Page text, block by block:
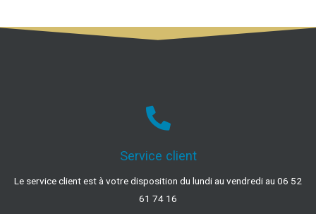
Service client
Le service client est à votre disposition du lundi au vendredi au 06 52
61 74 16